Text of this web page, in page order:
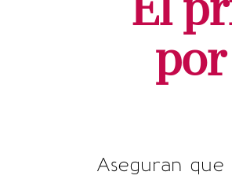
Aseguran